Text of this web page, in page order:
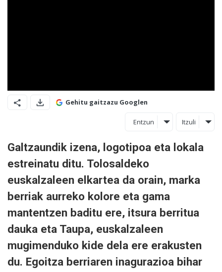
Gehitu gaitzazu Googlen
Entzun Itzuli
Galtzaundik izena, logotipoa eta lokala
estreinatu ditu. Tolosaldeko
euskalzaleen elkartea da orain, marka
berriak aurreko kolore eta gama
mantentzen baditu ere, itsura berritua
dauka eta Taupa, euskalzaleen
mugimenduko kide dela ere erakusten
du. Egoitza berriaren inagurazioa bihar